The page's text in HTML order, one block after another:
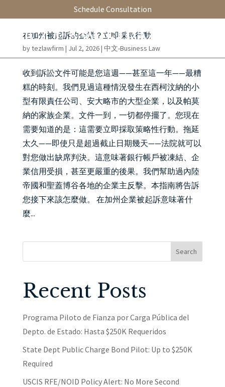
Schedule Consultation
在加州被起訴的企業？立即採取行動
bytezlawfirm | Jul 2, 2026| 中文-Business Law
收到訴訟文件可能是您這週——甚至這一年——最糟
糕的時刻。我們見過這種情況發生在西柯汶納的小
型有限責任公司、安大略市的大型企業，以及帕莫
納的家族企業。文件一到，一切都停擺了。您現在
需要知道的是：這需要立即採取策略性行動。拖延
太久——即使只是超過截止日期幾天——法院就可以
對您做出缺席判決。這意味著銀行帳戶被凍結、企
業信用受損，甚至更嚴重的後果。我們幫助過內陸
帝國和聖蓋博谷各地的企業主反擊。本指南將告訴
您接下來該怎麼做。 在加州企業被起訴意味著什
麼...
Search
Recent Posts
Programa Piloto de Fianza por Carga Pública del
Depto. de Estado: Hasta $250K Requeridos
State Dept Public Charge Bond Pilot: Up to $250K
Required
USCIS RFE/NOID Policy Alert: No More Second